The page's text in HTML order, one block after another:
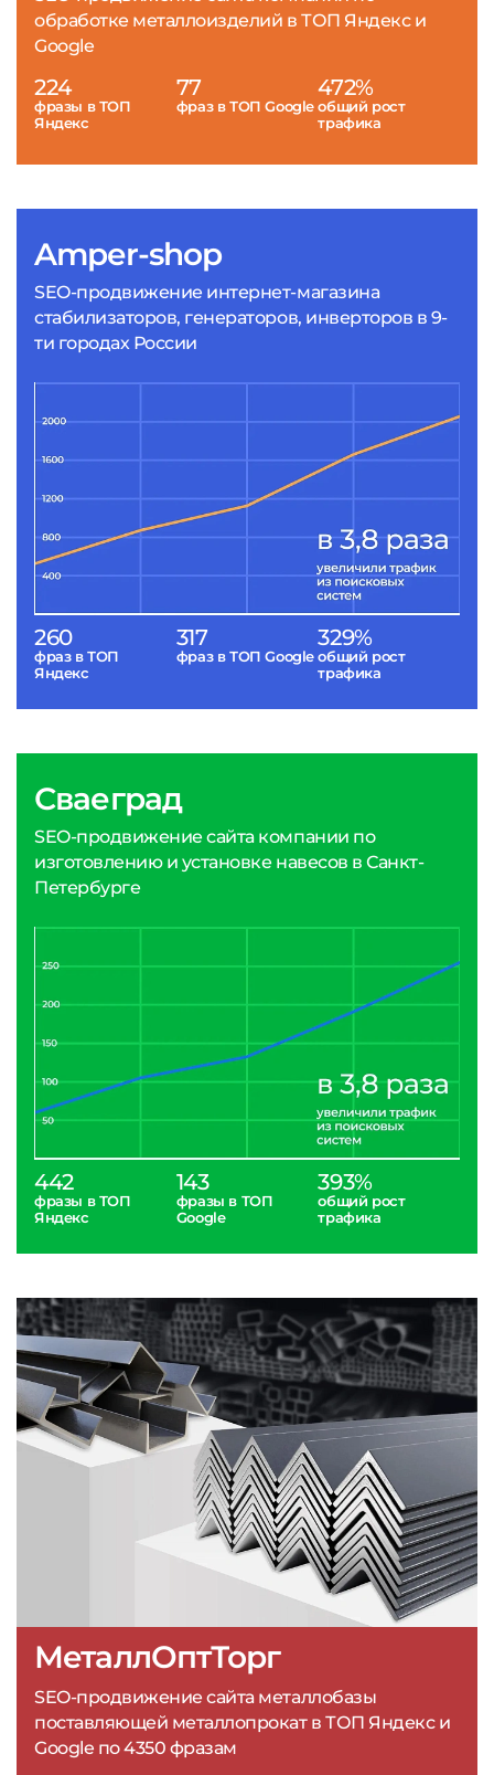
Amper-shop
SEO-продвижение интернет-магазина
стабилизаторов, генераторов, инверторов в 9-
ти городах России
260
фраз в ТОП
Яндекс
317
фраз в ТОП Google
329%
общий рост
трафика
МеталлОптТорг
SEO-продвижение сайта металлобазы
поставляющей металлопрокат в ТОП Яндекс и
Google по 4350 фразам
обработке металлоизделий в ТОП Яндекс и
Google
224
фразы в ТОП
Яндекс
77
фраз в ТОП Google
472%
общий рост
трафика
Сваеград
SEO-продвижение сайта компании по
изготовлению и установке навесов в Санкт-
Петербурге
442
фразы в ТОП
Яндекс
143
фразы в ТОП
Google
393%
общий рост
трафика